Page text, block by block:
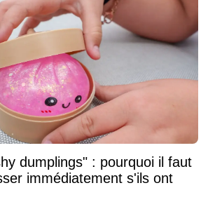
dumplings" : pourquoi il faut
immédiatement s'ils ont